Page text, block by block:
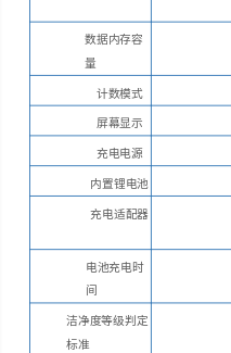
数据内存容
量
计数模式
屏幕显示
充电电源
内置锂电池
充电适配器
电池充电时
间
洁净度等级判定
标准